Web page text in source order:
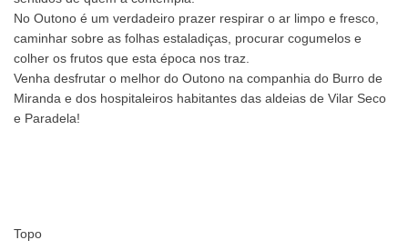
No Outono é um verdadeiro prazer respirar o ar limpo e fresco,
caminhar sobre as folhas estaladiças, procurar cogumelos e
colher os frutos que esta época nos traz.
Venha desfrutar o melhor do Outono na companhia do Burro de
Miranda e dos hospitaleiros habitantes das aldeias de Vilar Seco
e Paradela!
Topo